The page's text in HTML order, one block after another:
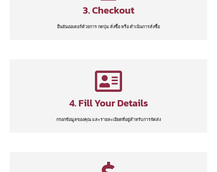
3. Checkout
ยืนยันออเดอร์ด้วยการ กดปุ่ม สั่งซื้อ หรือ ดำเนินการสั่งซื้อ
4. Fill Your Details
กรอกข้อมูลของคุณ และรายละเอียดที่อยู่สำหรับการจัดส่ง